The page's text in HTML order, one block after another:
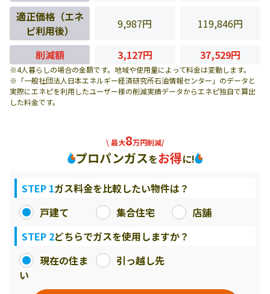
適正価格（エネ
ピ利用後）
9,987円 119,846円
削減額 3,127円 37,529円
※4人暮らしの場合の金額です。地域や使用量によって料金は変動します。
※「一般社団法人日本エネルギー経済研究所石油情報センター」のデータと
実際にエネピを利用したユーザー様の削減実績データからエネピ独自で算出
した料金です。
\ 最大8万円削減/
プロパンガスをお得に!
STEP 1ガス料金を比較したい物件は？
戸建て
集合住宅
店舗
STEP 2どちらでガスを使用しますか？
現在の住ま
い
引っ越し先